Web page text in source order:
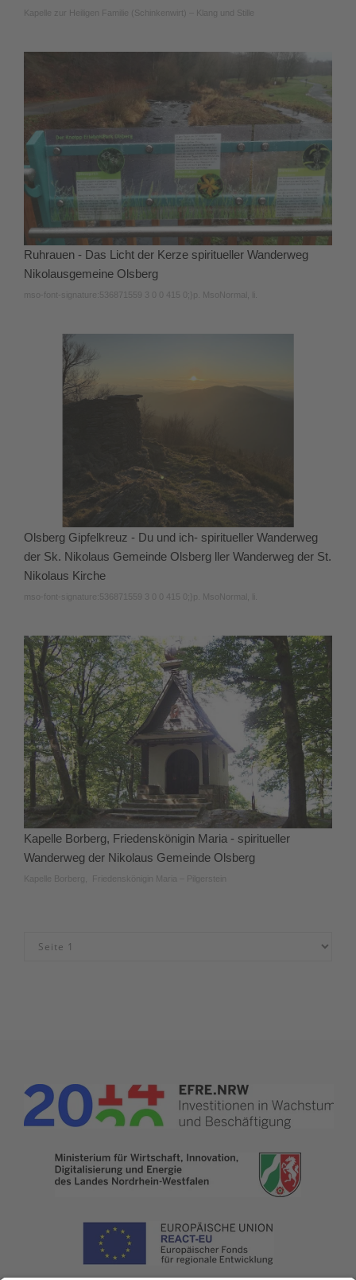
Kapelle zur Heiligen Familie (Schinkenwirt) – Klang und Stille
Ruhrauen - Das Licht der Kerze spiritueller Wanderweg
Nikolausgemeine Olsberg
mso-font-signature:536871559 3 0 0 415 0;}p. MsoNormal, li.
Olsberg Gipfelkreuz - Du und ich- spiritueller Wanderweg
der Sk. Nikolaus Gemeinde Olsberg ller Wanderweg der St.
Nikolaus Kirche
mso-font-signature:536871559 3 0 0 415 0;}p. MsoNormal, li.
Kapelle Borberg, Friedenskönigin Maria - spiritueller
Wanderweg der Nikolaus Gemeinde Olsberg
Kapelle Borberg, Friedenskönigin Maria – Pilgerstein